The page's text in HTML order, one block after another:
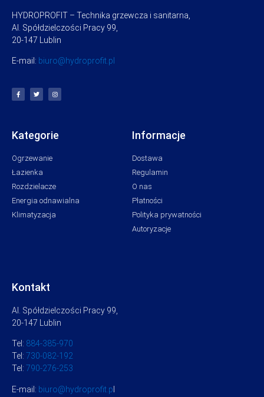
HYDROPROFIT – Technika grzewcza i sanitarna,
Al. Spółdzielczości Pracy 99,
20-147 Lublin
E-mail: biuro@hydroprofit.pl
Kategorie
Ogrzewanie
Łazienka
Rozdzielacze
Energia odnawialna
Klimatyzacja
Informacje
Dostawa
Regulamin
O nas
Płatności
Polityka prywatności
Autoryzacje
Kontakt
Al. Spółdzielczości Pracy 99,
20-147 Lublin
Tel: 884-385-970
Tel: 730-082-192
Tel: 790-276-253
E-mail: biuro@hydroprofit.pl